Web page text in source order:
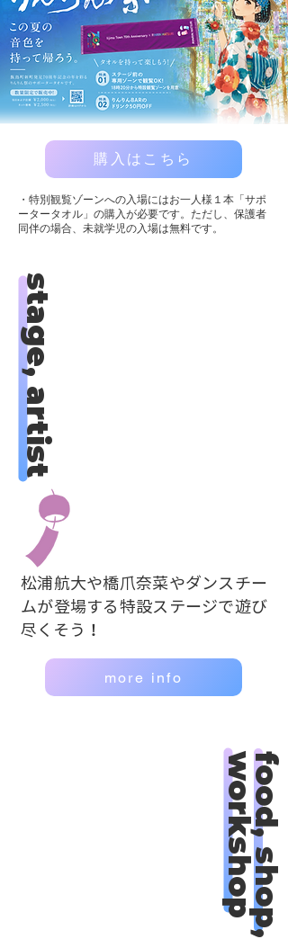
購入はこちら
・特別観覧ゾーンへの入場にはお一人様１本「サポ
ータータオル」の購入が必要です。ただし、保護者
同伴の場合、未就学児の入場は無料です。
stage, artist
松浦航大や橋爪奈菜やダンスチー
ムが登場する特設ステージで遊び
尽くそう！
more info
food, shop,
workshop